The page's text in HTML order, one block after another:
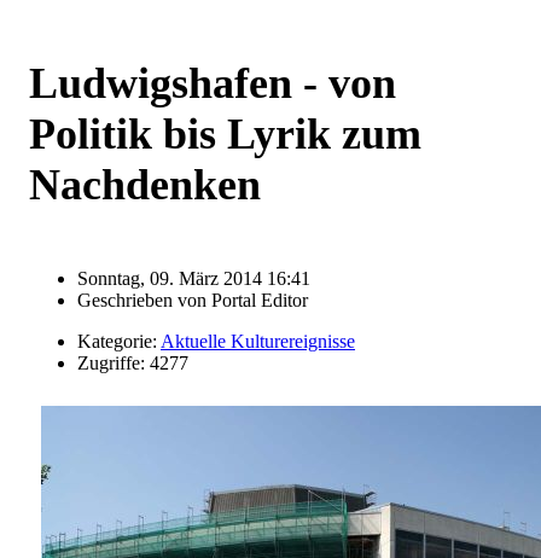
Ludwigshafen - von
Politik bis Lyrik zum
Nachdenken
Sonntag, 09. März 2014 16:41
Geschrieben von Portal Editor
Kategorie: Aktuelle Kulturereignisse
Zugriffe: 4277